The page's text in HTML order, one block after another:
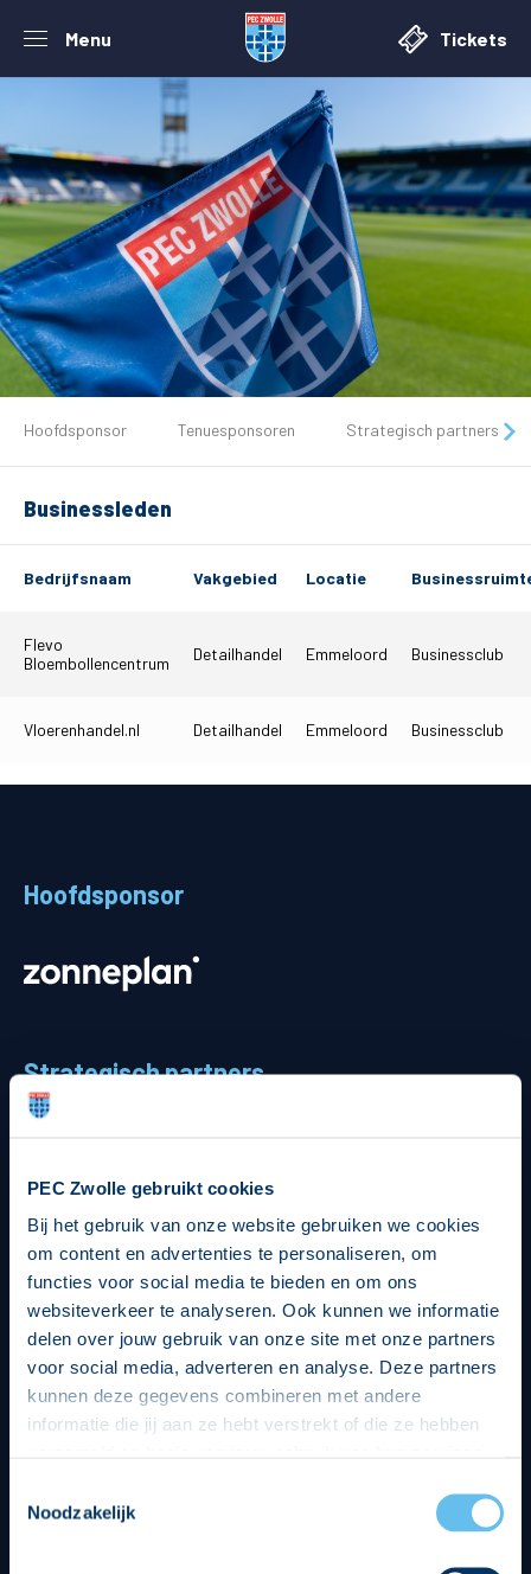
PEC Zwolle gebruikt cookies
Bij het gebruik van onze website gebruiken we cookies
om content en advertenties te personaliseren, om
functies voor social media te bieden en om ons
websiteverkeer te analyseren. Ook kunnen we informatie
delen over jouw gebruik van onze site met onze partners
voor social media, adverteren en analyse. Deze partners
kunnen deze gegevens combineren met andere
informatie die jij aan ze hebt verstrekt of die ze hebben
op een veilige en integere wijze. Je kunt je toestemming
beheren op de privacy- en cookieverklaring pagina.
Noodzakelijk
Menu Tickets
De club
Matchdays
Supporters
Business
MVO & Regio
Hoofdsponsor Tenuesponsoren Strategisch partners
Businessleden
Bedrijfsnaam Vakgebied Locatie
Flevo
Bloembollencentrum
Detailhandel Emmeloord Businessclub
Vloerenhandel.nl Detailhandel Emmeloord Businessclub
Hoofdsponsor
Strategisch partners